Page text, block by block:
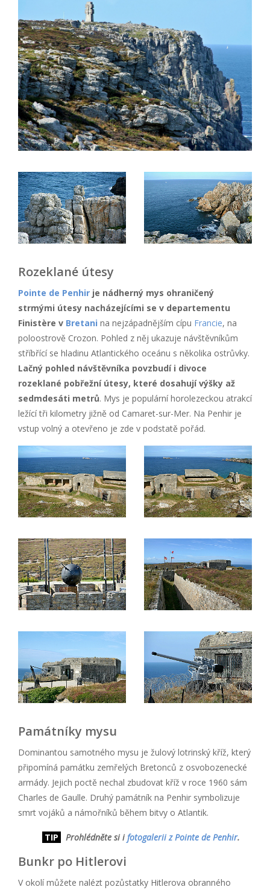
Rozeklané útesy
Pointe de Penhir je nádherný mys ohraničený
strmými útesy nacházejícími se v departementu
Finistère v Bretani na nejzápadnějším cípu Francie, na
poloostrově Crozon. Pohled z něj ukazuje návštěvníkům
stříbřící se hladinu Atlantického oceánu s několika ostrůvky.
Lačný pohled návštěvníka povzbudí i divoce
rozeklané pobřežní útesy, které dosahují výšky až
sedmdesáti metrů. Mys je populární horolezeckou atrakcí
ležící tři kilometry jižně od Camaret-sur-Mer. Na Penhir je
vstup volný a otevřeno je zde v podstatě pořád.
Památníky mysu
Dominantou samotného mysu je žulový lotrinský kříž, který
připomíná památku zemřelých Bretonců z osvobozenecké
armády. Jejich poctě nechal zbudovat kříž v roce 1960 sám
Charles de Gaulle. Druhý památník na Penhir symbolizuje
smrt vojáků a námořníků během bitvy o Atlantik.
TIP Prohlédněte si i fotogalerii z Pointe de Penhir.
Bunkr po Hitlerovi
V okolí můžete nalézt pozůstatky Hitlerova obranného